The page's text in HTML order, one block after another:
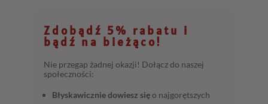
Zdobądź 5% rabatu i
bądź na bieżąco!
Nie przegap żadnej okazji! Dołącz do naszej
społeczności:
Błyskawicznie dowiesz sięo najgorętszych